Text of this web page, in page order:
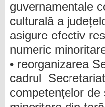
guvernamentale
culturală a
asigure efectiv
numeric
• reorganizarea
cadrul
competențelor de